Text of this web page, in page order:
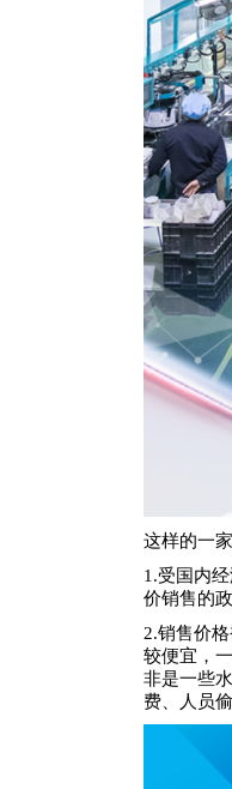
这样的一
1.受国内
价销售的
2.销售价
较便宜，
非是一些
费、人员